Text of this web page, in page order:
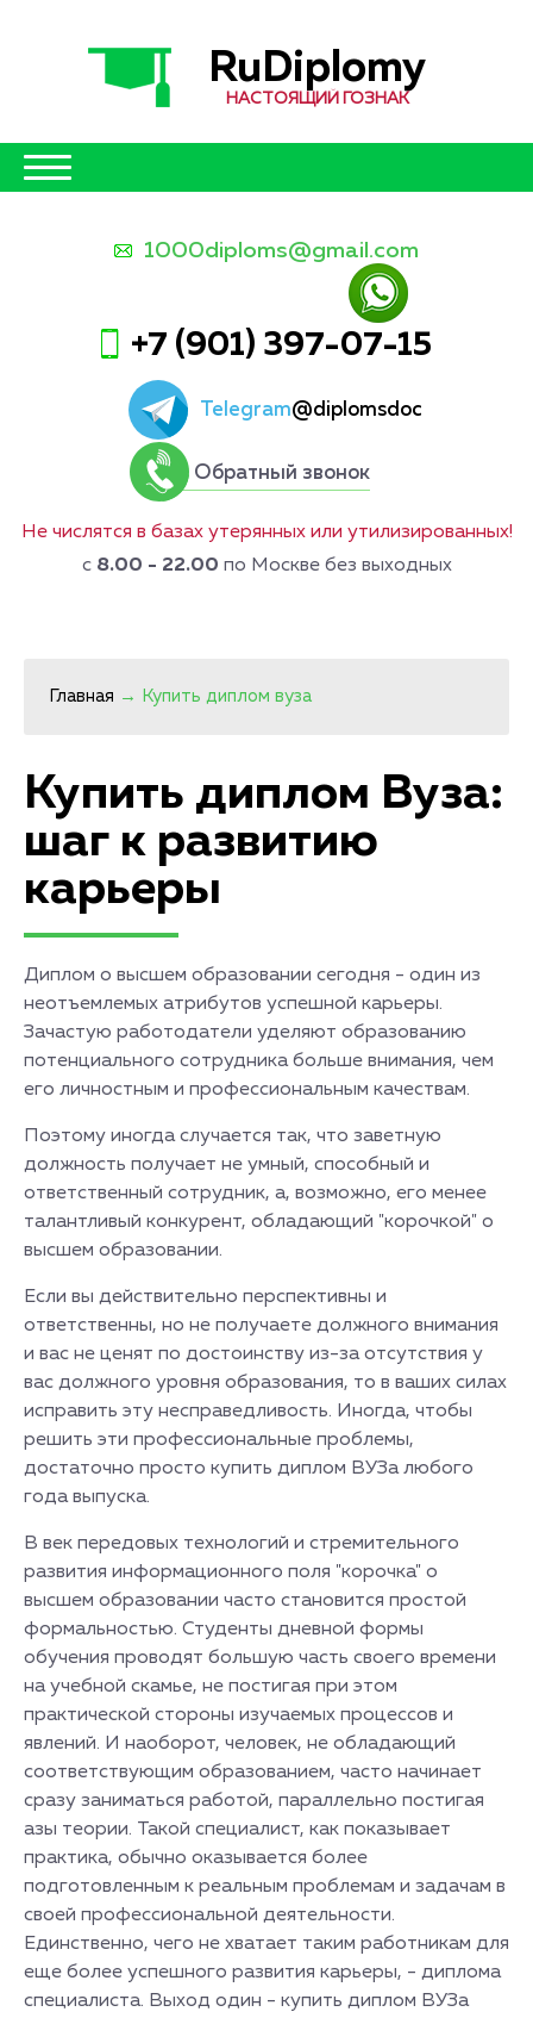
RuDiplomy
НАСТОЯЩИЙ ГОЗНАК
1000diploms@gmail.com
+7 (901) 397-07-15
Telegram@diplomsdoc
Обратный звонок
Не числятся в базах утерянных или утилизированных!
с 8.00 - 22.00 по Москве без выходных
Главная → Купить диплом вуза
Купить диплом Вуза:
шаг к развитию
карьеры
Диплом о высшем образовании сегодня - один из
неотъемлемых атрибутов успешной карьеры.
Зачастую работодатели уделяют образованию
потенциального сотрудника больше внимания, чем
его личностным и профессиональным качествам.
Поэтому иногда случается так, что заветную
должность получает не умный, способный и
ответственный сотрудник, а, возможно, его менее
талантливый конкурент, обладающий "корочкой" о
высшем образовании.
Если вы действительно перспективны и
ответственны, но не получаете должного внимания
и вас не ценят по достоинству из-за отсутствия у
вас должного уровня образования, то в ваших силах
исправить эту несправедливость. Иногда, чтобы
решить эти профессиональные проблемы,
достаточно просто купить диплом ВУЗа любого
года выпуска.
В век передовых технологий и стремительного
развития информационного поля "корочка" о
высшем образовании часто становится простой
формальностью. Студенты дневной формы
обучения проводят большую часть своего времени
на учебной скамье, не постигая при этом
практической стороны изучаемых процессов и
явлений. И наоборот, человек, не обладающий
соответствующим образованием, часто начинает
сразу заниматься работой, параллельно постигая
азы теории. Такой специалист, как показывает
практика, обычно оказывается более
подготовленным к реальным проблемам и задачам в
своей профессиональной деятельности.
Единственно, чего не хватает таким работникам для
еще более успешного развития карьеры, - диплома
специалиста. Выход один - купить диплом ВУЗа